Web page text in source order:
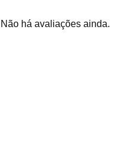
Não há avaliações ainda.